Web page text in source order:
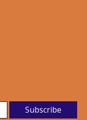
Subscribe